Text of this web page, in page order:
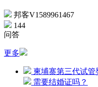
邦客V1589961467
144
问答
更多
柬埔寨第三代试管
需要结婚证吗？